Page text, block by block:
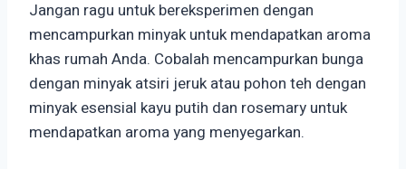
Jangan ragu untuk bereksperimen dengan
mencampurkan minyak untuk mendapatkan aroma
khas rumah Anda. Cobalah mencampurkan bunga
dengan minyak atsiri jeruk atau pohon teh dengan
minyak esensial kayu putih dan rosemary untuk
mendapatkan aroma yang menyegarkan.